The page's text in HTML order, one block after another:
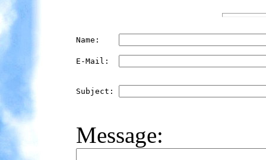
Name:
E-Mail:
Subject:
Message: